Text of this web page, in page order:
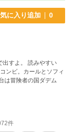
に入り追加 0
出すよ。 読みやすい
ンビ。カールとソフィ
は冒険者の国ダデム
件